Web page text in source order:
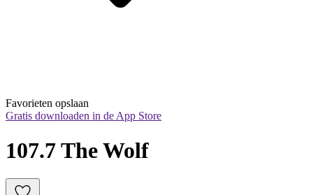
Favorieten opslaan
Gratis downloaden in de App Store
107.7 The Wolf